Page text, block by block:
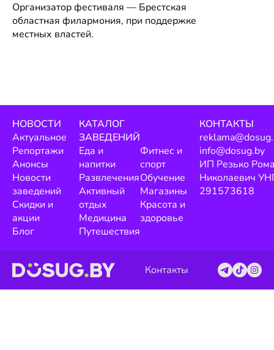
Организатор фестиваля — Брестская
областная филармония, при поддержке
местных властей.
НОВОСТИ
Актуальное
Репортажи
Анонсы
Новости
заведений
Скидки и
акции
Блог
КАТАЛОГ
ЗАВЕДЕНИЙ
Еда и
напитки
Развлечения
Активный
отдых
Медицина
Путешествия
Фитнес и
спорт
Обучение
Магазины
Красота и
здоровье
КОНТАКТЫ
info@dosug.by
ИП Резько
Николаевич
291573618
Контакты